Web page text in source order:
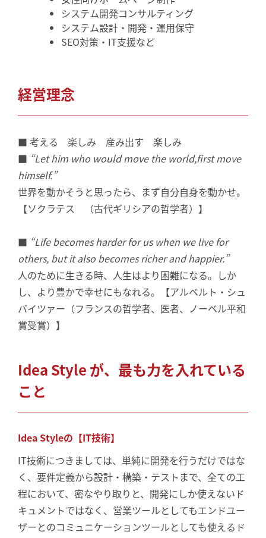
システム開発コンサルティング
システム設計・開発・運用保守
SEO対策・IT支援など
経営理念
■ 考える 楽しみ 産み出す 楽しみ
■ “Let him who would move the world,first move
himself.”
世界を動かそうと思ったら、まず自分自身を動かせ。
【ソクラテス （古代ギリシアの哲学者）】
■ “Life becomes harder for us when we live for
others, but it also becomes richer and happier.”
人のために生きる時、人生はより困難になる。しか
し、より豊かで幸せにもなれる。【アルベルト・シュ
バイツァー（フランスの哲学者、医者、ノーベル平和
賞受賞）】
Idea Style が、最も力を入れている
こと
Idea Styleの【IT技術】
IT技術につきましては、単純に開発を行うだけではな
く、要件定義から設計・構築・テストまで、全ての工
程において、密なやり取りと、開発にしか使えないド
キュメントではなく、営業ツールとしてもエンドユー
ザーとのコミュニケーションツールとしても使えるド